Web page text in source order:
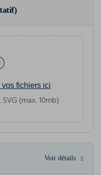
vos fichiers ici
SVG (max. 10mb)
Voir détails